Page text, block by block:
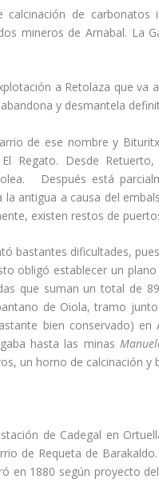
de carbonatos
mineros de Arnabal. La
a Retolaza que va
y desmantela
de ese nombre y
Regato. Desde
Después está
antigua a causa del
existen restos de
bastantes dificultades,
obligó establecer un
que suman un total de
de Oiola, tramo
bien conservado) en
hasta las minas
un horno de calcinación y
de Cadegal en
de Requeta de
en 1880 según proyecto